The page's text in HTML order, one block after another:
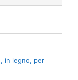
in legno, per